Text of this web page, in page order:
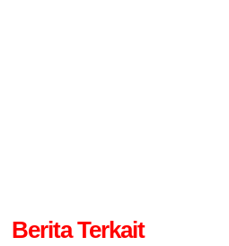
Berita Terkait